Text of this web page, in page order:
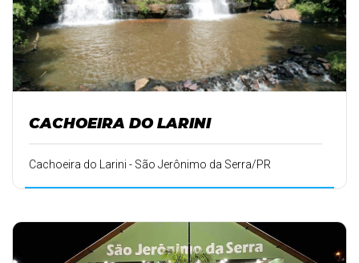
CACHOEIRA DO LARINI
Cachoeira do Larini - São Jerônimo da Serra/PR